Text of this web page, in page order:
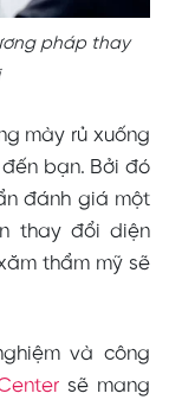
pháp thay
mày rủ xuống
bạn. Bởi đó
đánh giá một
thay đổi diện
thẩm mỹ sẽ
và công
sẽ mang